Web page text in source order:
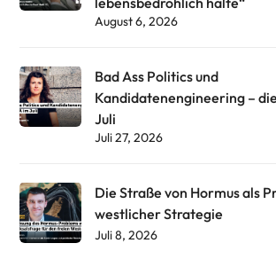
August 6, 2026
Bad Ass Politics und
Kandidatenengineering –
Juli
Juli 27, 2026
Die Straße von Hormus als
westlicher Strategie
Juli 8, 2026